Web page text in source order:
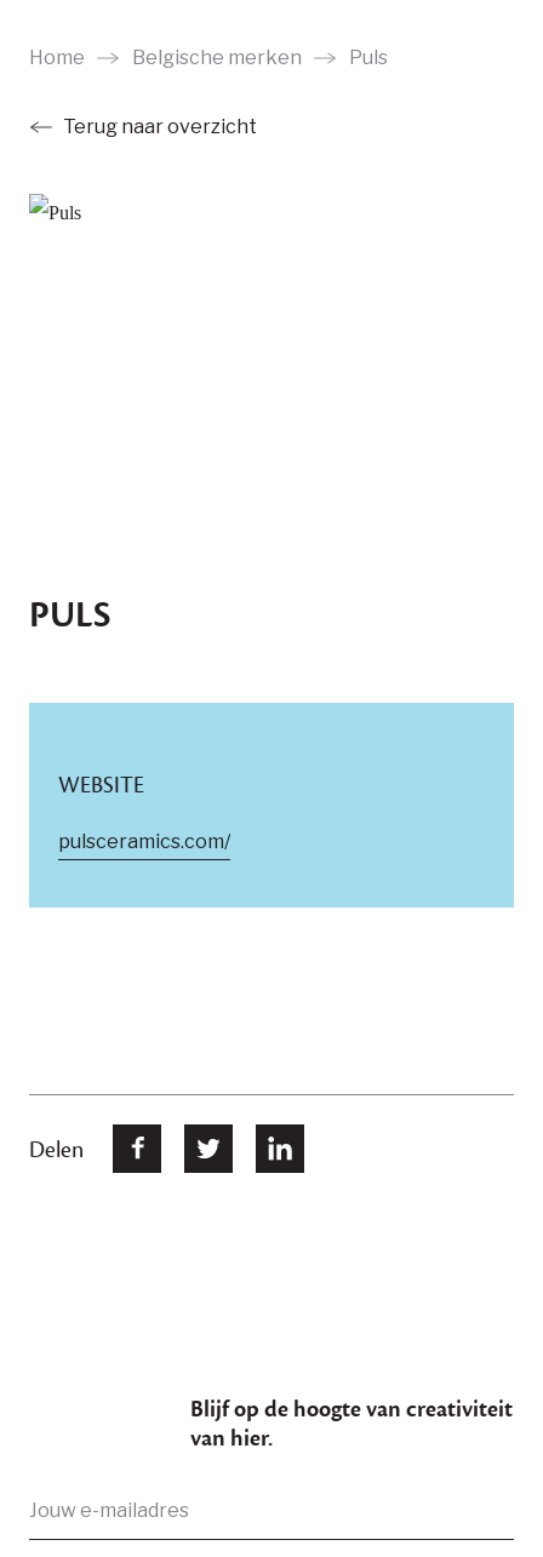
naar
contentTerug naar overzicht
Home Belgische merken Puls
PULS
WEBSITE
pulsceramics.com/
Delen
Blijf op de hoogte van creativiteit
van hier.
Je bent succesvol ingeschreven
E-
mailadres: